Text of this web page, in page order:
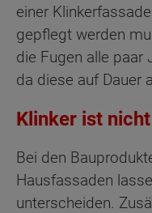
einer
gepflegt werden
die Fugen alle paar
da diese auf Dauer
Klinker ist
Bei den
Hausfassaden
unterscheiden.